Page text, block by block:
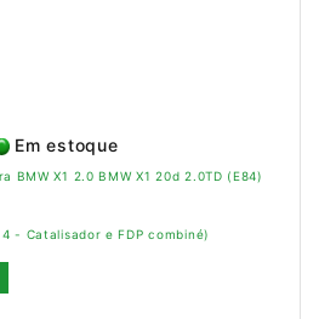
Em estoque
BMW X1 2.0 BMW X1 20d 2.0TD (E84)
- Catalisador e FDP combiné)